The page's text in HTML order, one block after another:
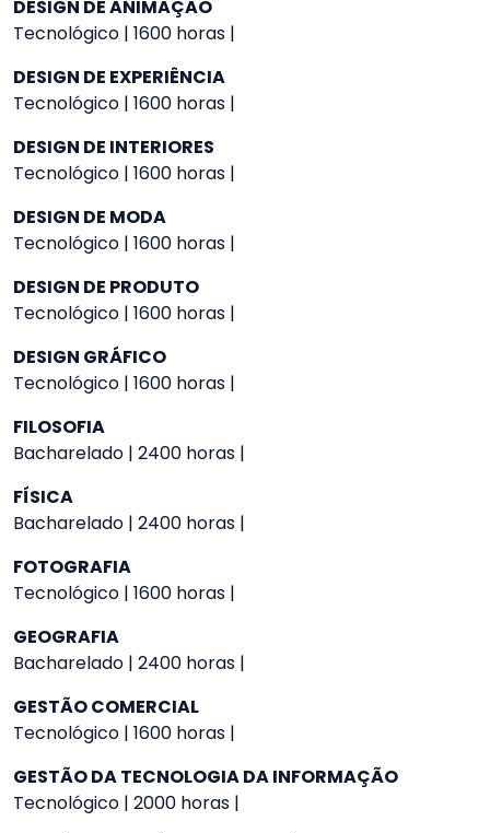
DESIGN DE ANIMAÇÃO
Tecnológico | 1600 horas |
DESIGN DE EXPERIÊNCIA
Tecnológico | 1600 horas |
DESIGN DE INTERIORES
Tecnológico | 1600 horas |
DESIGN DE MODA
Tecnológico | 1600 horas |
DESIGN DE PRODUTO
Tecnológico | 1600 horas |
DESIGN GRÁFICO
Tecnológico | 1600 horas |
FILOSOFIA
Bacharelado | 2400 horas |
FÍSICA
Bacharelado | 2400 horas |
FOTOGRAFIA
Tecnológico | 1600 horas |
GEOGRAFIA
Bacharelado | 2400 horas |
GESTÃO COMERCIAL
Tecnológico | 1600 horas |
GESTÃO DA TECNOLOGIA DA INFORMAÇÃO
Tecnológico | 2000 horas |